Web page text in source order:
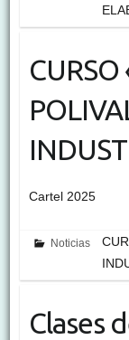
Cartel 2025
Noticias
Clases